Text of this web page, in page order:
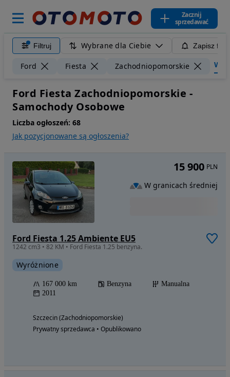
Zacznij
sprzedawać
Filtruj Wybrane dla Ciebie Zapisz
Ford Fiesta Zachodniopomorskie
Ford Fiesta Zachodniopomorskie -
Samochody Osobowe
Liczba ogłoszeń: 68
Jak pozycjonowane są ogłoszenia?
Ford Fiesta 1.25 Ambiente EU5
1242 cm3 • 82 KM • Ford Fiesta 1.25 benzyna.
Wyróżnione
167 000 km Benzyna
Manualna
2011
Szczecin (Zachodniopomorskie)
Prywatny sprzedawca • Opublikowano
15 900 PLN
W granicach średniej